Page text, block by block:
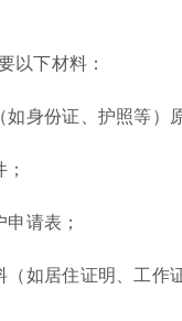
以下材料：
身份证、护照等）
请表；
如居住证明、工作